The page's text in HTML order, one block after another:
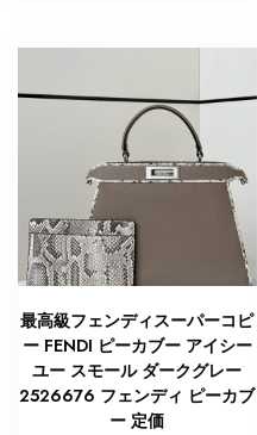
最高級フェンディスーパーコピ
ー FENDI ピーカブー アイシー
ユー スモール ダークグレー
2526676 フェンディ ピーカブ
ー 定価